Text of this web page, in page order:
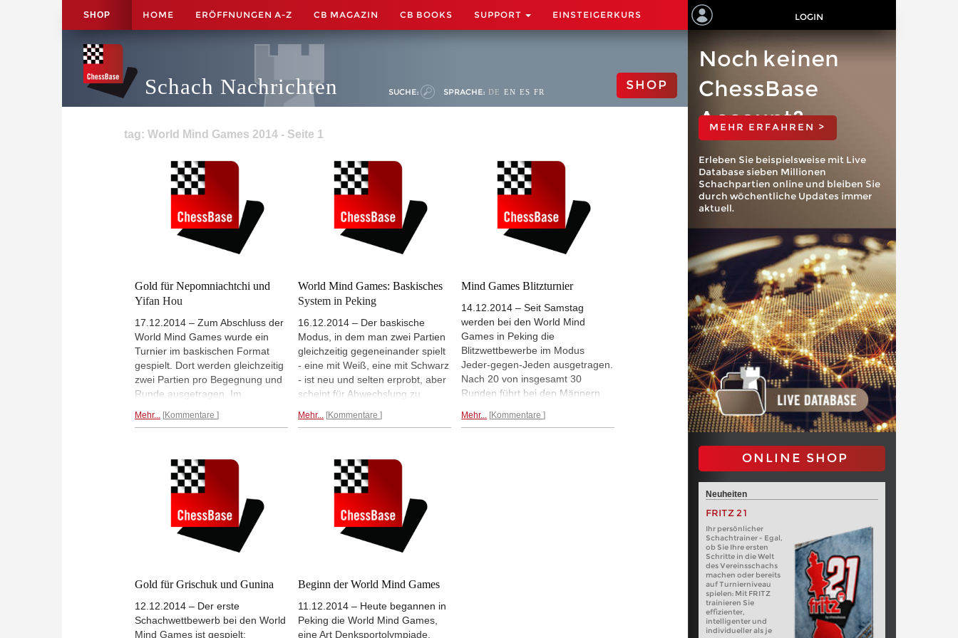
SHOP HOME ERÖFFNUNGEN A-Z CB MAGAZIN CB BOOKS SUPPORT EINSTEIGERKURS LOGIN
Schach Nachrichten SUCHE: SPRACHE: DE EN ES FR SHOP
tag: World Mind Games 2014 - Seite 1
Gold für Nepomniachtchi und
Yifan Hou
17.12.2014 – Zum Abschluss der
World Mind Games wurde ein
Turnier im baskischen Format
gespielt. Dort werden gleichzeitig
zwei Partien pro Begegnung und
Runde ausgetragen. Im
Nepomniachtchi mit 7,5 Punkten
Frauen ging Gold erneut an Yifan
Hou. Silber gewann Alexandra
Kosteniuk, Bronze Zhao Xue.
Mehr... Kommentare
World Mind Games: Baskisches
System in Peking
16.12.2014 – Der baskische
Modus, in dem man zwei Partien
gleichzeitig gegeneinander spielt
- eine mit Weiß, eine mit Schwarz
- ist neu und selten erprobt, aber
scheint für Abwechslung zu
Gunina und Alexander Grischuk
dominiert, aber im baskischen
System sah das anders aus.
Mehr... Kommentare
Mind Games Blitzturnier
14.12.2014 – Seit Samstag
werden bei den World Mind
Games in Peking die
Blitzwettbewerbe im Modus
Jeder-gegen-Jeden ausgetragen.
Nach 20 von insgesamt 30
Runden führt bei den Männern
Punkten, im Frauenturnier Yifan
Mehr... Kommentare
Gold für Grischuk und Gunina
12.12.2014 – Der erste
Schachwettbewerb bei den World
Mind Games ist gespielt:
Beginn der World Mind Games
11.12.2014 – Heute begannen in
Peking die World Mind Games,
eine Art Denksportolympiade.
Noch keinen
ChessBase
Account?
MEHR ERFAHREN >
Erleben Sie beispielsweise mit Live
Database sieben Millionen
Schachpartien online und bleiben Sie
durch wöchentliche Updates immer
aktuell.
ONLINE SHOP
Neuheiten
FRITZ 21
Ihr persönlicher
Schachtrainer - Egal,
ob Sie Ihre ersten
Schritte in die Welt
des Vereinsschachs
machen oder bereits
auf Turnierniveau
spielen: Mit FRITZ
trainieren Sie
effizienter,
intelligenter und
individueller als je